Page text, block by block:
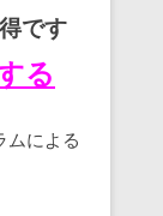
です
る
ムによる